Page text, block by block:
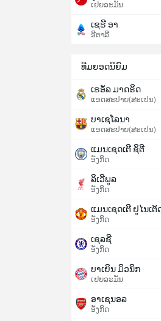
ເຢຍລະມັນ
ເຊຣີ ອາ
ອີຕາລີ
ທີມຍອດນິຍົມ
ເຣອັລ ມາດຣິດ
ແອດສະປາຍ​(ສະເປນ)
ບາເຊໂລນາ
ແອດສະປາຍ​(ສະເປນ)
ແມນເຊດເຕີ ຊິຕີ
ອັງກິດ
ລິເວີພູລ
ອັງກິດ
ແມນເຊດເຕີ ຢູໄນເຕັ
ອັງກິດ
ເຊລຊີ
ອັງກິດ
ບາເຍິນ ມິວນິກ
ເຢຍລະມັນ
ອາເຊນອລ
ອັງກິດ